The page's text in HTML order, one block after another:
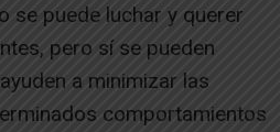
se puede luchar y querer
pero sí se pueden
a minimizar las
comportamientos